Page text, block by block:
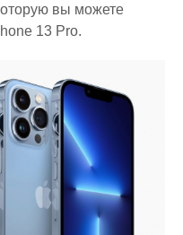
вы можете
13 Pro.